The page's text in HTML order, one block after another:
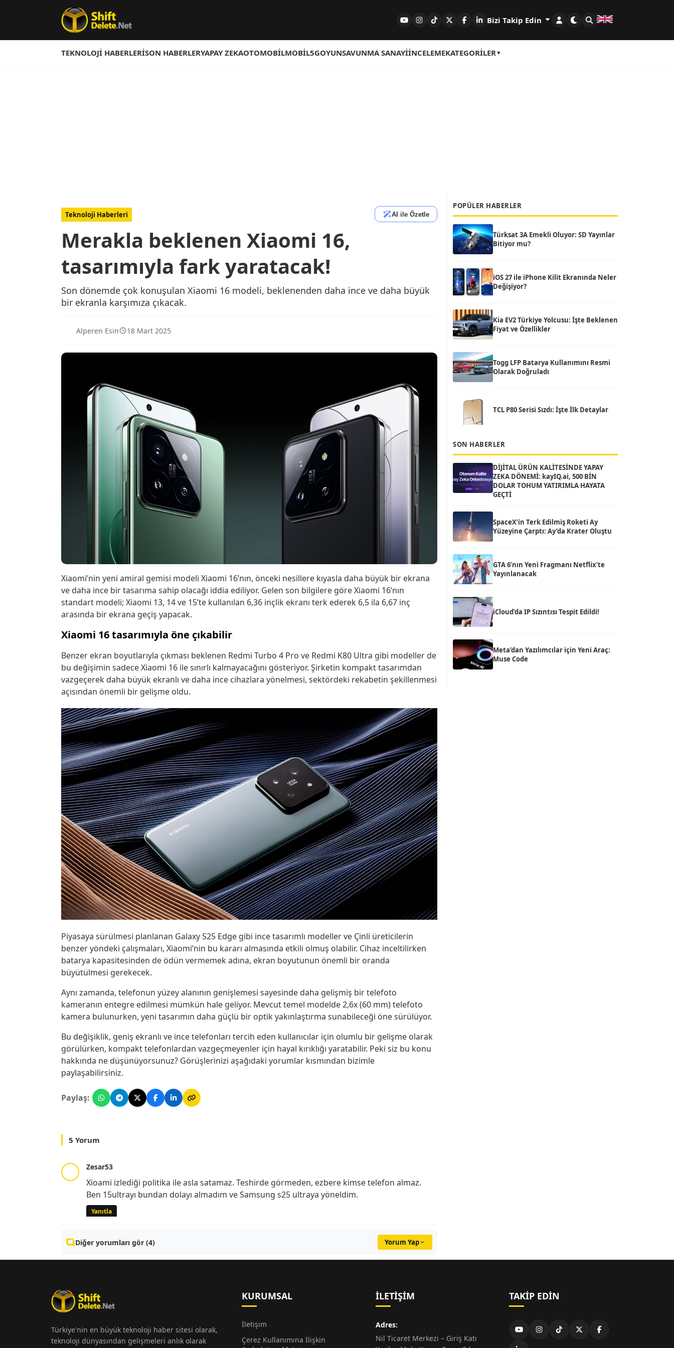
Bizi Takip Edin
TEKNOLOJI HABERLERISON HABERLERYAPAY ZEKAOTOMOBILMOBIL5GOYUNSAVUNMA SANAYIİNCELEMEKATEGORILER
Teknoloji Haberleri AI ile Özetle
Merakla beklenen Xiaomi 16,
tasarımıyla fark yaratacak!
Son dönemde çok konuşulan Xiaomi 16 modeli, beklenenden daha ince ve daha büyük
bir ekranla karşımıza çıkacak.
Alperen Esin 18 Mart 2025
Xiaomi’nin yeni amiral gemisi modeli Xiaomi 16’nın, önceki nesillere kıyasla daha büyük bir ekrana
ve daha ince bir tasarıma sahip olacağı iddia ediliyor. Gelen son bilgilere göre Xiaomi 16’nın
standart modeli; Xiaomi 13, 14 ve 15’te kullanılan 6,36 inçlik ekranı terk ederek 6,5 ila 6,67 inç
arasında bir ekrana geçiş yapacak.
Xiaomi 16 tasarımıyla öne çıkabilir
Benzer ekran boyutlarıyla çıkması beklenen Redmi Turbo 4 Pro ve Redmi K80 Ultra gibi modeller de
bu değişimin sadece Xiaomi 16 ile sınırlı kalmayacağını gösteriyor. Şirketin kompakt tasarımdan
vazgeçerek daha büyük ekranlı ve daha ince cihazlara yönelmesi, sektördeki rekabetin şekillenmesi
açısından önemli bir gelişme oldu.
Piyasaya sürülmesi planlanan Galaxy S25 Edge gibi ince tasarımlı modeller ve Çinli üreticilerin
benzer yöndeki çalışmaları, Xiaomi’nin bu kararı almasında etkili olmuş olabilir. Cihaz inceltilirken
batarya kapasitesinden de ödün vermemek adına, ekran boyutunun önemli bir oranda
büyütülmesi gerekecek.
Aynı zamanda, telefonun yüzey alanının genişlemesi sayesinde daha gelişmiş bir telefoto
kameranın entegre edilmesi mümkün hale geliyor. Mevcut temel modelde 2,6x (60 mm) telefoto
kamera bulunurken, yeni tasarımın daha güçlü bir optik yakınlaştırma sunabileceği öne sürülüyor.
Bu değişiklik, geniş ekranlı ve ince telefonları tercih eden kullanıcılar için olumlu bir gelişme olarak
görülürken, kompakt telefonlardan vazgeçmeyenler için hayal kırıklığı yaratabilir. Peki siz bu konu
hakkında ne düşünüyorsunuz? Görüşlerinizi aşağıdaki yorumlar kısmından bizimle
paylaşabilirsiniz.
Paylaş:
5 Yorum
Zesar53
Xioami izlediği politika ile asla satamaz. Teshirde görmeden, ezbere kimse telefon almaz.
Ben 15ultrayı bundan dolayı almadım ve Samsung s25 ultraya yöneldim.
Yanıtla
Diğer yorumları gör (4) Yorum Yap
POPÜLER HABERLER
Türksat 3A Emekli Oluyor: SD Yayınlar
Bitiyor mu?
iOS 27 ile iPhone Kilit Ekranında Neler
Değişiyor?
Kia EV2 Türkiye Yolcusu: İşte Beklenen
Fiyat ve Özellikler
Togg LFP Batarya Kullanımını Resmi
Olarak Doğruladı
TCL P80 Serisi Sızdı: İşte İlk Detaylar
SON HABERLER
DİJİTAL ÜRÜN KALİTESİNDE YAPAY
ZEKA DÖNEMİ: kayIQ.ai, 500 BİN
DOLAR TOHUM YATIRIMLA HAYATA
GEÇTİ
SpaceX’in Terk Edilmiş Roketi Ay
Yüzeyine Çarptı: Ay’da Krater Oluştu
GTA 6’nın Yeni Fragmanı Netflix’te
Yayınlanacak
iCloud’da IP Sızıntısı Tespit Edildi!
Meta’dan Yazılımcılar için Yeni Araç:
Muse Code
Türkiye'nin en büyük teknoloji haber sitesi olarak,
teknoloji dünyasından gelişmeleri anlık olarak
KURUMSAL
İletişim
Çerez Kullanımına İlişkin
İLETIŞIM
Adres:
Nil Ticaret Merkezi – Giriş Katı
TAKIP EDIN